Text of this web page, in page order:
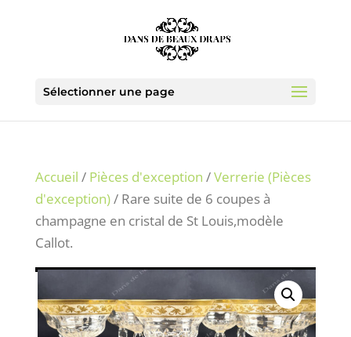
Sélectionner une page
Accueil / Pièces d'exception /Verrerie (Pièces
d'exception)/ Rare suite de 6 coupes à
champagne en cristal de St Louis,modèle
Callot.